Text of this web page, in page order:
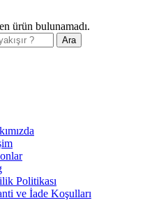
ürün bulunamadı.
Ara
Politikası
ve İade Koşulları